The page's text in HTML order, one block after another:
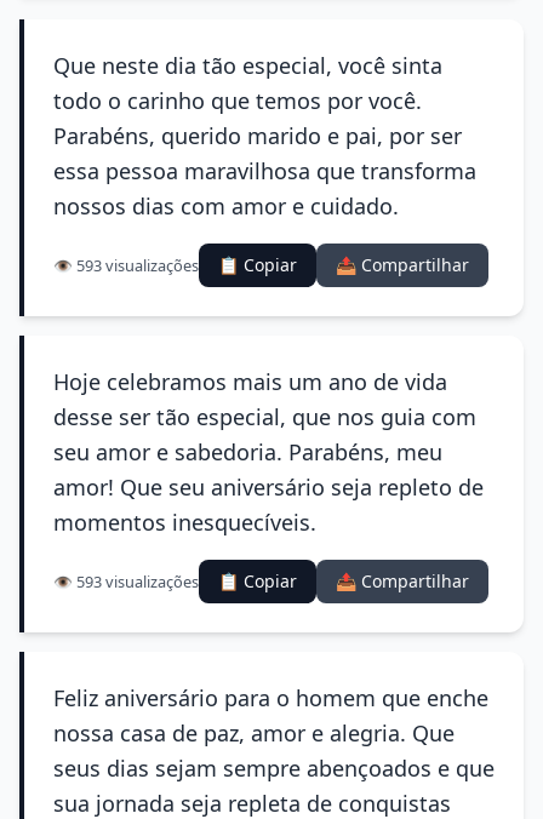
Que neste dia tão especial, você sinta
todo o carinho que temos por você.
Parabéns, querido marido e pai, por ser
essa pessoa maravilhosa que transforma
nossos dias com amor e cuidado.
👁️ 593 visualizações 📋 Copiar 📤 Compartilhar
Hoje celebramos mais um ano de vida
desse ser tão especial, que nos guia com
seu amor e sabedoria. Parabéns, meu
amor! Que seu aniversário seja repleto de
momentos inesquecíveis.
👁️ 593 visualizações 📋 Copiar 📤 Compartilhar
Feliz aniversário para o homem que enche
nossa casa de paz, amor e alegria. Que
seus dias sejam sempre abençoados e que
sua jornada seja repleta de conquistas